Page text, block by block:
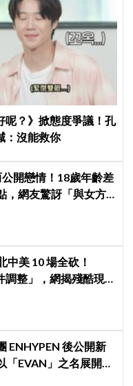
呢？》掀態度爭議！孔
：沒能救你
開戀情！18歲年齡差
，網友驚訝「與女方
中美 10 場全砍！
調整」，網揭殘酷現
ENHYPEN 後公開新
「EVAN」之名展開